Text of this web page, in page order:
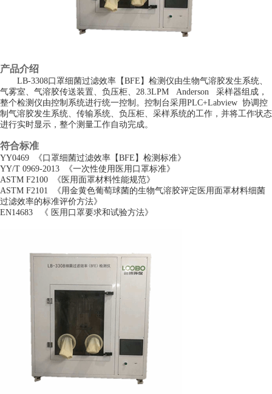
产品介绍
LB-3308口罩细菌过滤效率【BFE】检测仪由生物气溶胶发生系统、
气雾室、气溶胶传送装置、负压柜、28.3LPM Anderson 采样器组成，
整个检测仪由控制系统进行统一控制。控制台采用PLC+Labview 协调控
制气溶胶发生系统、传输系统、负压柜、采样系统的工作，并将工作状态
进行实时显示，整个测量工作自动完成。
符合标准
YY0469 《口罩细菌过滤效率【BFE】检测标准》
YY/T 0969-2013 《一次性使用医用口罩标准》
ASTM F2100 《医用面罩材料性能规范》
ASTM F2101 《用金黄色葡萄球菌的生物气溶胶评定医用面罩材料细菌
过滤效率的标准评价方法》
EN14683 《 医用口罩要求和试验方法》